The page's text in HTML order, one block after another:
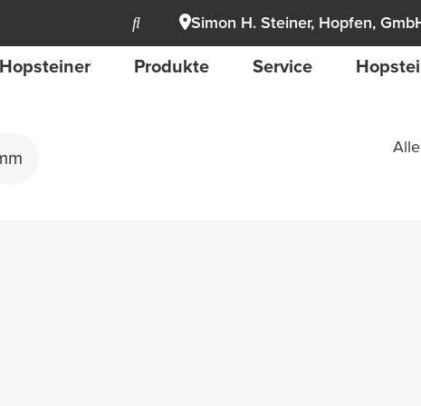
Simon H. Steiner, Hopfen,
Produkte Service